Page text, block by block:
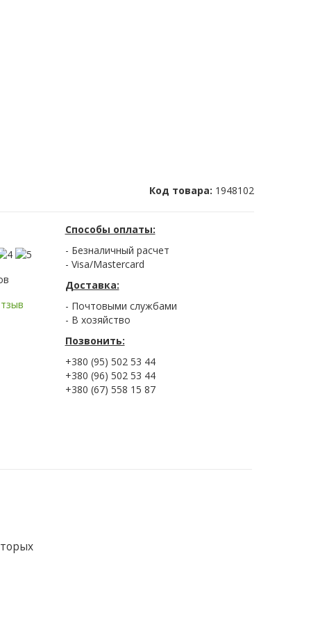
Код товара: 1948102
Способы оплаты:
- Безналичный расчет
- Visa/Mastercard
Доставка:
- Почтовыми службами
- В хозяйство
Позвонить:
+380 (95) 502 53 44
+380 (96) 502 53 44
+380 (67) 558 15 87